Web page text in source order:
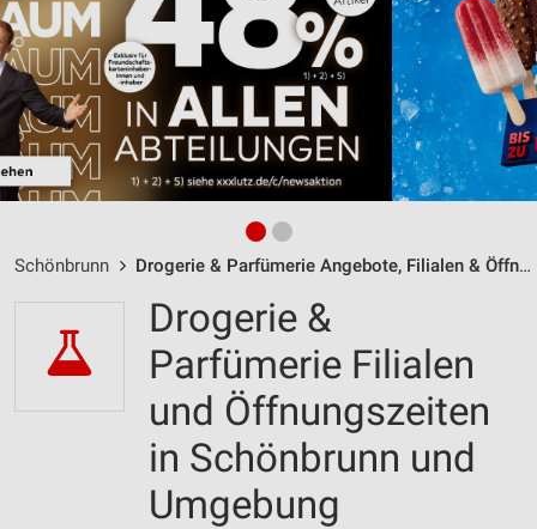
Schönbrunn Drogerie & Parfümerie Angebote, Filialen & Öffnungszeiten
Drogerie &
Parfümerie Filialen
und Öffnungszeiten
in Schönbrunn und
Umgebung